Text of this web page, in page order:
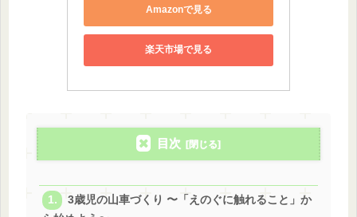
Amazonで見る
楽天市場で見る
目次
3歳児の山車づくり 〜「えのぐに触れること」か